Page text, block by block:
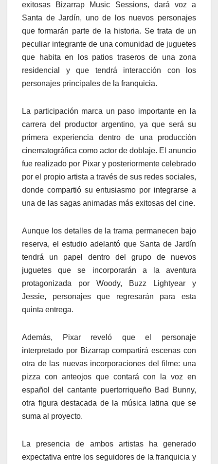
exitosas Bizarrap Music Sessions, dará voz a
Santa de Jardín, uno de los nuevos personajes
que formarán parte de la historia. Se trata de un
peculiar integrante de una comunidad de juguetes
que habita en los patios traseros de una zona
residencial y que tendrá interacción con los
personajes principales de la franquicia.
La participación marca un paso importante en la
carrera del productor argentino, ya que será su
primera experiencia dentro de una producción
cinematográfica como actor de doblaje. El anuncio
fue realizado por Pixar y posteriormente celebrado
por el propio artista a través de sus redes sociales,
donde compartió su entusiasmo por integrarse a
una de las sagas animadas más exitosas del cine.
Aunque los detalles de la trama permanecen bajo
reserva, el estudio adelantó que Santa de Jardín
tendrá un papel dentro del grupo de nuevos
juguetes que se incorporarán a la aventura
protagonizada por Woody, Buzz Lightyear y
Jessie, personajes que regresarán para esta
quinta entrega.
Además, Pixar reveló que el personaje
interpretado por Bizarrap compartirá escenas con
otra de las nuevas incorporaciones del filme: una
pizza con anteojos que contará con la voz en
español del cantante puertorriqueño Bad Bunny,
otra figura destacada de la música latina que se
suma al proyecto.
La presencia de ambos artistas ha generado
expectativa entre los seguidores de la franquicia y